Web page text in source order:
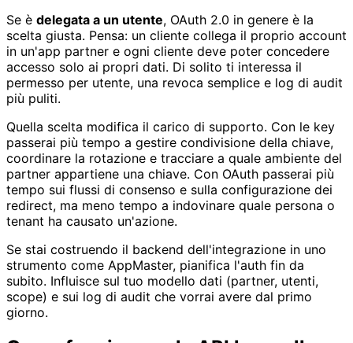
Se è delegata a un utente, OAuth 2.0 in genere è la
scelta giusta. Pensa: un cliente collega il proprio account
in un'app partner e ogni cliente deve poter concedere
accesso solo ai propri dati. Di solito ti interessa il
permesso per utente, una revoca semplice e log di audit
più puliti.
Quella scelta modifica il carico di supporto. Con le key
passerai più tempo a gestire condivisione della chiave,
coordinare la rotazione e tracciare a quale ambiente del
partner appartiene una chiave. Con OAuth passerai più
tempo sui flussi di consenso e sulla configurazione dei
redirect, ma meno tempo a indovinare quale persona o
tenant ha causato un'azione.
Se stai costruendo il backend dell'integrazione in uno
strumento come AppMaster, pianifica l'auth fin da
subito. Influisce sul tuo modello dati (partner, utenti,
scope) e sui log di audit che vorrai avere dal primo
giorno.